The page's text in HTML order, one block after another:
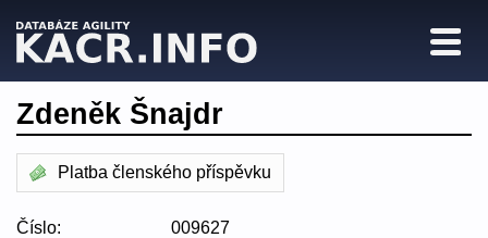
Zdeněk Šnajdr
Platba členského příspěvku
Číslo:
009627